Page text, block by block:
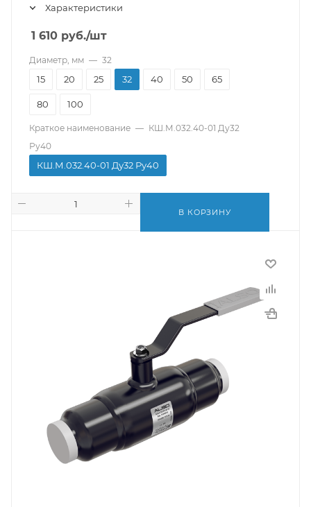
Характеристики
1 610 руб./шт
Диаметр, мм — 32
15 20 25 32 40 50 65
80 100
Краткое наименование — КШ.М.032.40-01 Ду32
Ру40
КШ.М.032.40-01 Ду32 Ру40
В КОРЗИНУ